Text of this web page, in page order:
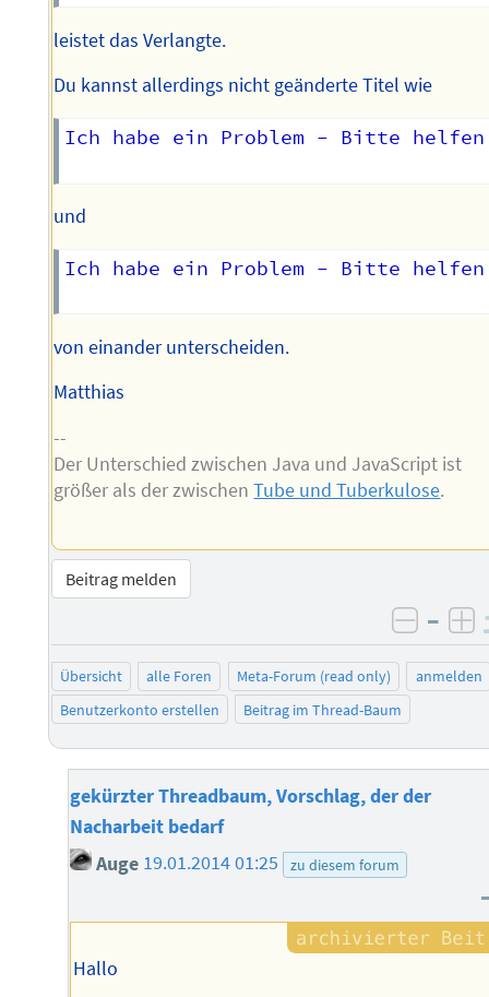
leistet das Verlangte.
Du kannst allerdings nicht geänderte Titel wie
Ich habe ein Problem - Bitte
und
Ich habe ein Problem - Bitte
von einander unterscheiden.
Matthias
--
Der Unterschied zwischen Java und JavaScript ist
größer als der zwischenTube und Tuberkulose.
Beitrag melden
–
Übersicht alle Foren Meta-Forum (read only)
anmelden
Benutzerkonto erstellen
Beitrag im Thread-Baum
gekürzter Threadbaum, Vorschlag, der der
Nacharbeit bedarf
Auge 19.01.2014 01:25 zu diesem forum
Hallo